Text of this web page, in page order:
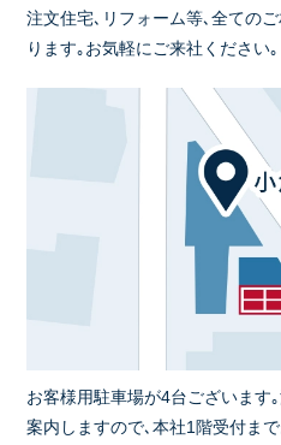
注文住宅､リフォーム等､全ての
ります｡お気軽にご来社ください｡
お客様用駐車場が4台ございます
案内しますので､本社1階受付ま